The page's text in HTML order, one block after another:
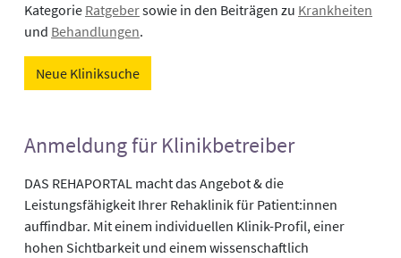
Kategorie Ratgebersowie in den Beiträgen zu Krankheiten
und Behandlungen.
Neue Kliniksuche
Anmeldung für Klinikbetreiber
DAS REHAPORTAL macht das Angebot & die
Leistungsfähigkeit Ihrer Rehaklinik für Patient:innen
auffindbar. Mit einem individuellen Klinik-Profil, einer
hohen Sichtbarkeit und einem wissenschaftlich